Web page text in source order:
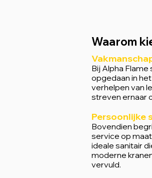
Waarom
Bij Alpha
opgedaan in
verhelpen van
streven ernaar
Persoonlijke
Bovendien
service op
ideale sanitair
moderne
vervuld.